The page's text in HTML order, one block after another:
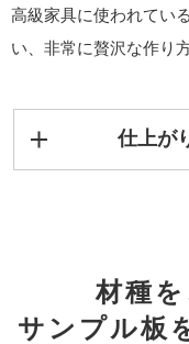
高級家具に使われてい
い、非常に贅沢な作り
仕上が
材種
サンプル板